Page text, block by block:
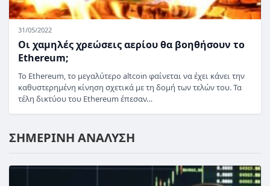
31/05/2022
Οι χαμηλές χρεώσεις αερίου θα βοηθήσουν το
Ethereum;
Το Ethereum, το μεγαλύτερο altcoin φαίνεται να έχει κάνει την
καθυστερημένη κίνηση σχετικά με τη δομή των τελών του. Τα
τέλη δικτύου του Ethereum έπεσαν…
ΣΗΜΕΡΙΝΗ ΑΝΑΛΥΣΗ